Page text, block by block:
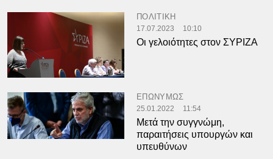
ΠΟΛΙΤΙΚΗ
17.07.2023 10:10
Οι γελοιότητες στον ΣΥΡΙΖΑ
ΕΠΩΝΥΜΩΣ
25.01.2022 11:54
Μετά την συγγνώμη,
παραιτήσεις υπουργών και
υπευθύνων